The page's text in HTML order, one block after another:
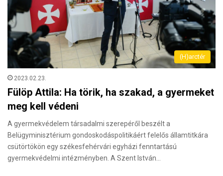
(H)arctér
2023.02.23.
Fülöp Attila: Ha törik, ha szakad, a gyermeket
meg kell védeni
A gyermekvédelem társadalmi szerepéről beszélt a
Belügyminisztérium gondoskodáspolitikáért felelős államtitkára
csütörtökön egy székesfehérvári egyházi fenntartású
gyermekvédelmi intézményben. A Szent István…